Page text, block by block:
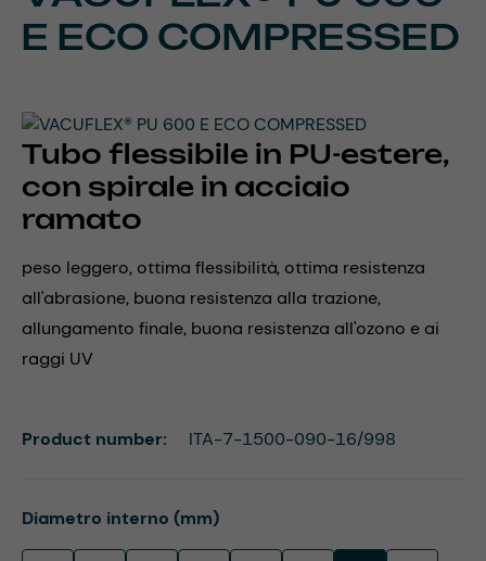
E ECO COMPRESSED
Tubo flessibile in PU-estere,
con spirale in acciaio
ramato
peso leggero, ottima flessibilità, ottima resistenza
all'abrasione, buona resistenza alla trazione,
allungamento finale, buona resistenza all'ozono e ai
raggi UV
Select
Diametro interno (mm)
Product number: ITA-7-1500-090-16/998